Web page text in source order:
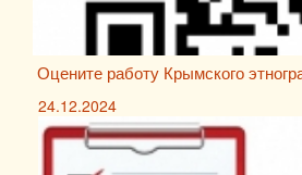
Оцените работу Крымского
24.12.2024